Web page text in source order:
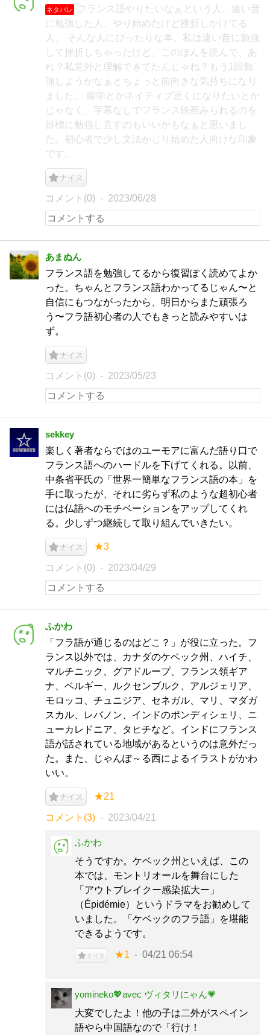
ネタバレ
フランス語やりたいなぁという人、遠い昔
に勉強した人、やり始めたけど挫折しかけてる
人、 そんな人にぴったりな本。私は遠い昔に勉強
して挫折しちゃったけど、このほんを読んで、あ
れ？私意外と理解できてたんじゃね？もう1回勉
強しようかなぁとちょっと前向きな気持ちになり
ました。 留学とかネイティブ近くになりたいとか
じゃなく、字幕なしでフランス映画みられるのを
目標に勉強し直すのもいいかもなぁと思いまし
た。初心者で少し文法かじり始めた人向けな印象
です。
ナイス
コメント(0) 2023/06/28
あまぬん
フランス語を勉強してるから復習ぽく読めてよか
った。ちゃんとフランス語わかってるじゃん〜と
自信にもつながったから、明日からまた頑張ろ
う〜フラ語初心者の人でもきっと読みやすいは
ず。
ナイス
コメント(0) 2023/05/23
sekkey
楽しく著者ならではのユーモアに富んだ語り口で
フランス語へのハードルを下げてくれる。以前、
中条省平氏の「世界一簡単なフランス語の本」を
手に取ったが、それに劣らず私のような超初心者
には仏語へのモチベーションをアップしてくれ
る。少しずつ継続して取り組んでいきたい。
ナイス ★3
コメント(0) 2023/04/29
ふかわ
「フラ語が通じるのはどこ？」が役に立った。フ
ランス以外では、カナダのケベック州、ハイチ、
マルチニック、グアドループ、フランス領ギア
ナ、ベルギー、ルクセンブルク、アルジェリア、
モロッコ、チュニジア、セネガル、マリ、マダガ
スカル、レバノン、インドのポンディシェリ、ニ
ューカレドニア、タヒチなど。インドにフランス
語が話されている地域があるというのは意外だっ
た。また、じゃんぽ～る西によるイラストがかわ
いい。
ナイス ★21
コメント(3) 2023/04/21
ふかわ
そうですか。ケベック州といえば、この
本では、モントリオールを舞台にした
「アウトブレイクー感染拡大ー」
（Épidémie）というドラマをお勧めして
いました。「ケベックのフラ語」を堪能
できるようです。
ナイス ★1 04/21 06:54
yomineko💖avec ヴィタリにゃん💗
大変でしたよ！他の子は二外がスペイン
語やら中国語なので「行け！